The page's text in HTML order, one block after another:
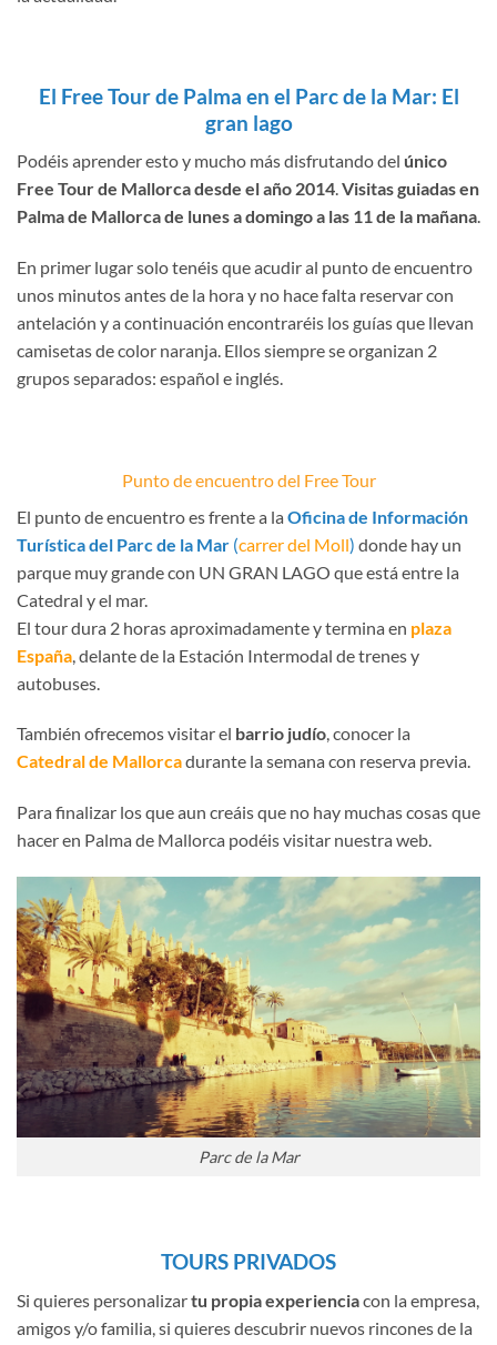
El Free Tour de Palma en el Parc de la Mar: El
gran lago
Podéis aprender esto y mucho más disfrutando del único
Free Tour de Mallorca desde el año 2014.Visitas guiadas en
Palma de Mallorca de lunes a domingo a las 11 de la mañana.
En primer lugar solo tenéis que acudir al punto de encuentro
unos minutos antes de la hora y no hace falta reservar con
antelación y a continuación encontraréis los guías que llevan
camisetas de color naranja. Ellos siempre se organizan 2
grupos separados: español e inglés.
Punto de encuentro del Free Tour
El punto de encuentro es frente a la Oficina de Información
Turística del Parc de la Mar (carrer del Moll) donde hay un
parque muy grande con UN GRAN LAGO que está entre la
Catedral y el mar.
El tour dura 2 horas aproximadamente y termina en plaza
España , delante de la Estación Intermodal de trenes y
autobuses.
También ofrecemos visitar el barrio judío, conocer la
Catedral de Mallorcadurante la semana con reserva previa.
Para finalizar los que aun creáis que no hay muchas cosas que
hacer en Palma de Mallorca podéis visitar nuestra web.
Parc de la Mar
TOURS PRIVADOS
Si quieres personalizartu propia experienciacon la empresa,
amigos y/o familia, si quieres descubrir nuevos rincones de la